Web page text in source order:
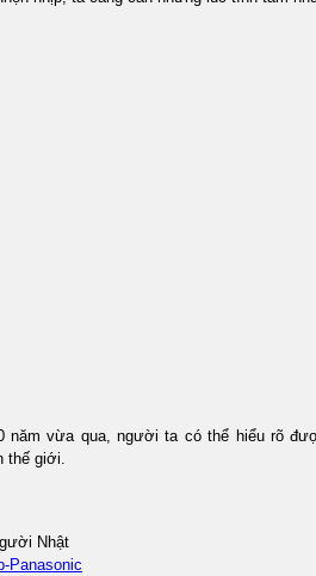
vừa qua, người ta có thể hiểu rõ
thế giới.
Nhật
Panasonic